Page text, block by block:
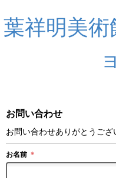
葉祥明美
お問い合わせ
お問い合わせありがとうござ
お名前 ＊